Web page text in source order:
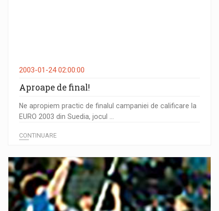
2003-01-24 02:00:00
Aproape de final!
Ne apropiem practic de finalul campaniei de calificare la
EURO 2003 din Suedia, jocul ...
CONTINUARE